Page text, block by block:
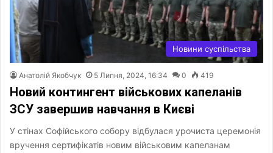
Новини суспільства
Анатолій Якобчук 5 Липня, 2024, 16:34 0 419
Новий контингент військових капеланів
ЗСУ завершив навчання в Києві
У стінах Софійського собору відбулася урочиста церемонія
вручення сертифікатів новим військовим капеланам